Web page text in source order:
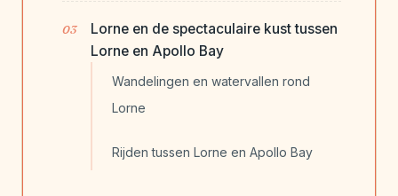
Lorne en de spectaculaire kust tussen
Lorne en Apollo Bay
Wandelingen en watervallen rond
Lorne
Rijden tussen Lorne en Apollo Bay